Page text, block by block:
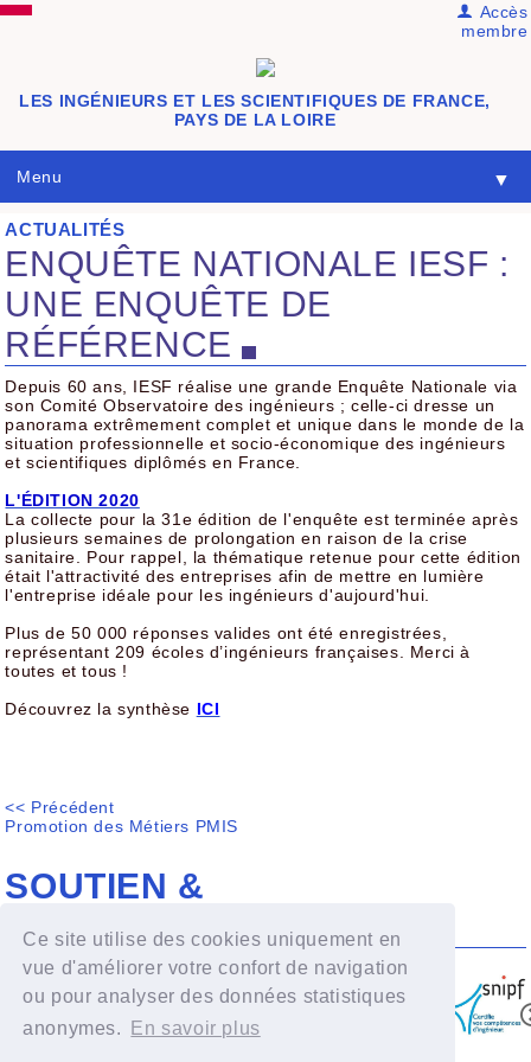
Ce site utilise des cookies uniquement en
vue d'améliorer votre confort de navigation
ou pour analyser des données statistiques
anonymes.
En savoir plus
LES INGÉNIEURS ET LES SCIENTIFIQUES DE FRANCE,
PAYS DE LA LOIRE
Accès
membre
Menu ▼
ACTUALITÉS
ENQUÊTE NATIONALE IESF :
UNE ENQUÊTE DE
RÉFÉRENCE
Depuis 60 ans, IESF réalise une grande Enquête Nationale via
son Comité Observatoire des ingénieurs ; celle-ci dresse un
panorama extrêmement complet et unique dans le monde de la
situation professionnelle et socio-économique des ingénieurs
et scientifiques diplômés en France.
L'ÉDITION 2020
La collecte pour la 31e édition de l'enquête est terminée après
plusieurs semaines de prolongation en raison de la crise
sanitaire. Pour rappel, la thématique retenue pour cette édition
était l'attractivité des entreprises afin de mettre en lumière
l'entreprise idéale pour les ingénieurs d'aujourd'hui.
Plus de 50 000 réponses valides ont été enregistrées,
représentant 209 écoles d’ingénieurs françaises. Merci à
toutes et tous !
Découvrez la synthèse ICI
<< Précédent
Promotion des Métiers PMIS
SOUTIEN &
COLLABORATION